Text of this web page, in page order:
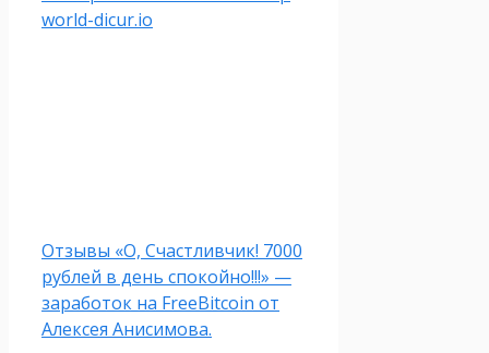
world-dicur.io
Отзывы «О, Счастливчик! 7000
рублей в день спокойно!!!» —
заработок на FreeBitcoin от
Алексея Анисимова.